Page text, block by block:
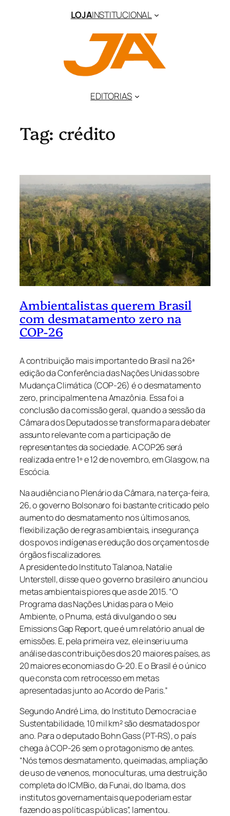
LOJAINSTITUCIONAL
EDITORIAS
Tag: crédito
Ambientalistas querem Brasil
com desmatamento zero na
COP-26
A contribuição mais importante do Brasil na 26ª
edição da Conferência das Nações Unidas sobre
Mudança Climática (COP-26) é o desmatamento
zero, principalmente na Amazônia. Essa foi a
conclusão da comissão geral, quando a sessão da
Câmara dos Deputados se transforma para debater
assunto relevante com a participação de
representantes da sociedade. A COP26 será
realizada entre 1º e 12 de novembro, em Glasgow, na
Escócia.
Na audiência no Plenário da Câmara, na terça-feira,
26, o governo Bolsonaro foi bastante criticado pelo
aumento do desmatamento nos últimos anos,
flexibilização de regras ambientais, insegurança
dos povos indígenas e redução dos orçamentos de
órgãos fiscalizadores.
A presidente do Instituto Talanoa, Natalie
Unterstell, disse que o governo brasileiro anunciou
metas ambientais piores que as de 2015. “O
Programa das Nações Unidas para o Meio
Ambiente, o Pnuma, está divulgando o seu
Emissions Gap Report, que é um relatório anual de
emissões. E, pela primeira vez, ele inseriu uma
análise das contribuições dos 20 maiores países, as
20 maiores economias do G-20. E o Brasil é o único
que consta com retrocesso em metas
apresentadas junto ao Acordo de Paris.”
Segundo André Lima, do Instituto Democracia e
Sustentabilidade, 10 mil km² são desmatados por
ano. Para o deputado Bohn Gass (PT-RS), o país
chega à COP-26 sem o protagonismo de antes.
“Nós temos desmatamento, queimadas, ampliação
de uso de venenos, monoculturas, uma destruição
completa do ICMBio, da Funai, do Ibama, dos
institutos governamentais que poderiam estar
fazendo as políticas públicas”, lamentou.